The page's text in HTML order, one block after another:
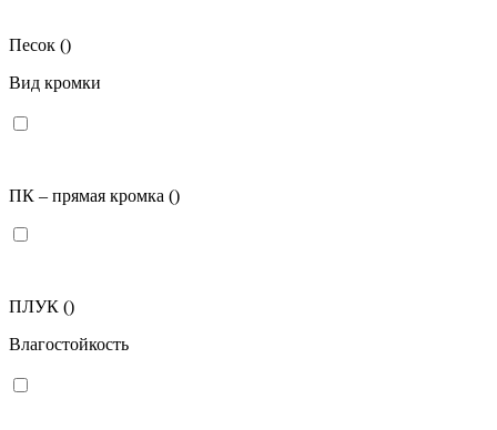
Песок ()
Вид кромки
ПК – прямая кромка ()
ПЛУК ()
Влагостойкость